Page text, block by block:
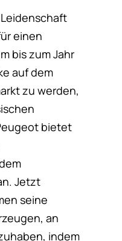
einen
bis zum Jahr
auf dem
zu werden,
bietet
Jetzt
seine
an
indem